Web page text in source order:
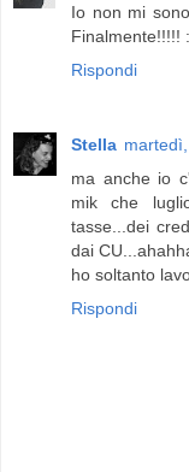
Io non mi
Finalmente!!!!!
Rispondi
Stella
ma anche io
mik che
tasse...dei
dai
ho soltanto
Rispondi